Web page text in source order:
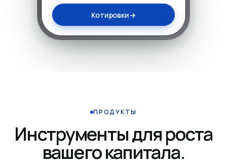
Котировки→
ПРОДУКТЫ
Инструменты для роста
вашего капитала.